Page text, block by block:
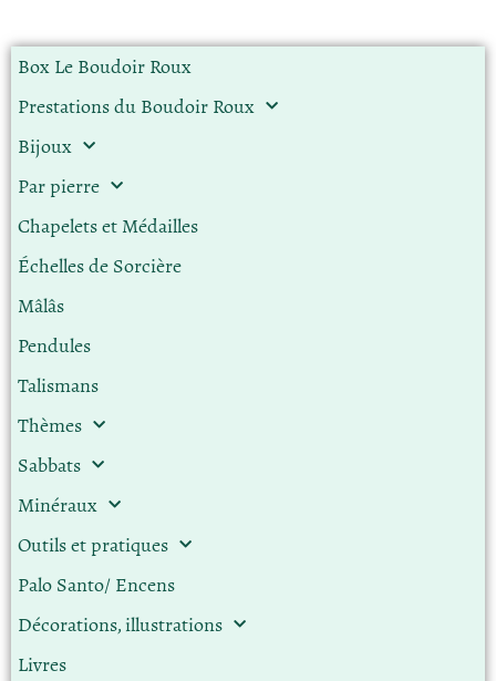
Box Le Boudoir Roux
Prestations du Boudoir Roux
Bijoux
Par pierre
Chapelets et Médailles
Échelles de Sorcière
Mâlâs
Pendules
Talismans
Thèmes
Sabbats
Minéraux
Outils et pratiques
Palo Santo/ Encens
Décorations, illustrations
Livres